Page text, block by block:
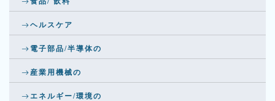
ヘルスケア
電子部品/半導体の
産業用機械の
エネルギー/環境の